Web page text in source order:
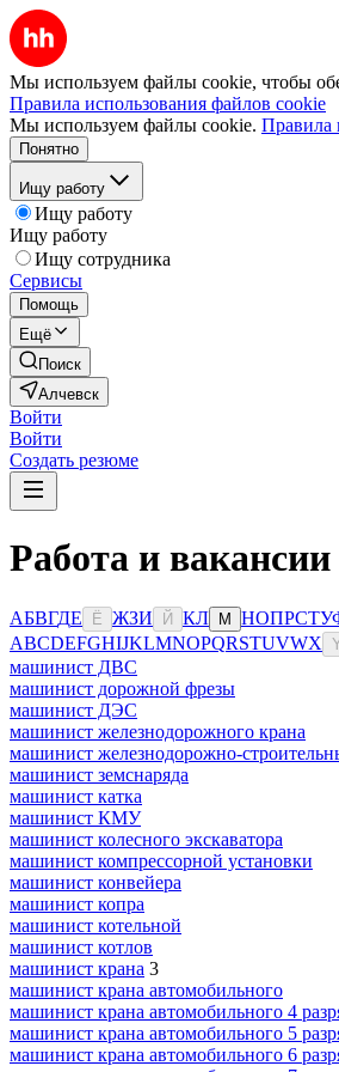
Мы используем файлы cookie, чтобы
Правила использования файлов cookie
Мы используем файлы cookie. Правила
Понятно
Ищу работу
Ищу работу
Ищу работу
Ищу сотрудника
Сервисы
Помощь
Ещё
Поиск
Алчевск
Войти
Войти
Создать резюме
Работа и
АБВГДЕ Ё ЖЗИ Й КЛ М НОПРСТУ
ABCDEFGHIJKLMNOPQRSTUVWX
машинист ДВС
машинист дорожной фрезы
машинист ДЭС
машинист железнодорожного крана
машинист железнодорожно-
машинист земснаряда
машинист катка
машинист КМУ
машинист колесного экскаватора
машинист компрессорной установки
машинист конвейера
машинист копра
машинист котельной
машинист котлов
машинист крана 3
машинист крана автомобильного
машинист крана автомобильного 4
машинист крана автомобильного 5
машинист крана автомобильного 6